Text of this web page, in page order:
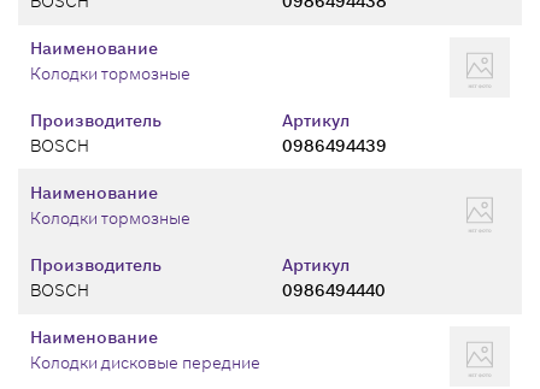
Производитель
BOSCH
Артикул
0986494439
Наименование
Колодки тормозные
Производитель
BOSCH
Артикул
0986494440
Наименование
Колодки тормозные
Наименование
Колодки дисковые передние